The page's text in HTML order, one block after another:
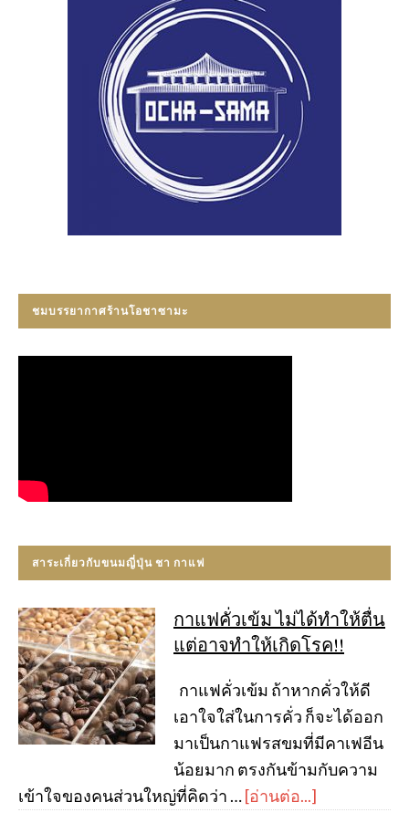
ชมบรรยากาศร้านโอชาซามะ
สาระเกี่ยวกับขนมญี่ปุ่น ชา กาแฟ
กาแฟคั่วเข้ม ไม่ได้ทำให้ตื่น
แต่อาจทำให้เกิดโรค!!
กาแฟคั่วเข้ม ถ้าหากคั่วให้ดี
เอาใจใส่ในการคั่ว ก็จะได้ออก
มาเป็นกาแฟรสขมที่มีคาเฟอีน
น้อยมาก ตรงกันข้ามกับความ
เข้าใจของคนส่วนใหญ่ที่คิดว่า …[อ่านต่อ...]